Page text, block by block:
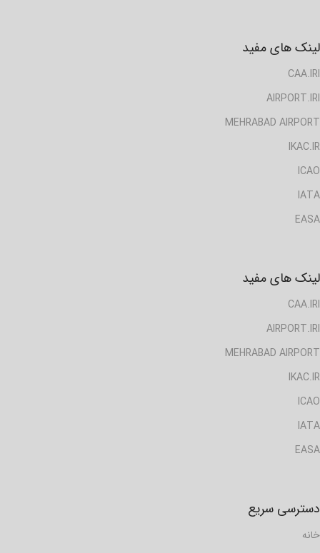
لینک های مفید
CAA.IRI
AIRPORT.IRI
MEHRABAD AIRPORT
IKAC.IR
ICAO
IATA
EASA
لینک های مفید
CAA.IRI
AIRPORT.IRI
MEHRABAD AIRPORT
IKAC.IR
ICAO
IATA
EASA
دسترسی سریع
خانه